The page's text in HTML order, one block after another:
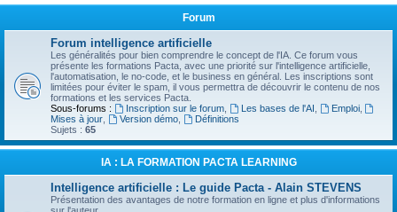
h
e
Forum
Forum intelligence artificielle
Les généralités pour bien comprendre le concept de l'IA. Ce forum vous
présente les formations Pacta, avec une priorité sur l'intelligence artificielle,
l'automatisation, le no-code, et le business en général. Les inscriptions sont
limitées pour éviter le spam, il vous permettra de découvrir le contenu de nos
formations et les services Pacta.
Sous-forums :
Inscription sur le forum, Les bases de l'AI Emploi,
Mises à jour
Version démo,
Définitions
Sujets : 65
IA : LA FORMATION PACTA LEARNING
Intelligence artificielle : Le guide Pacta - Alain STEVENS
Présentation des avantages de notre formation en ligne et plus d'informations